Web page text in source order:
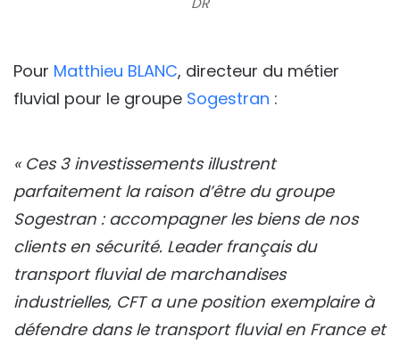
Pour Matthieu BLANC, directeur du métier
fluvial pour le groupe Sogestran :
« Ces 3 investissements illustrent
parfaitement la raison d’être du groupe
Sogestran : accompagner les biens de nos
clients en sécurité. Leader français du
transport fluvial de marchandises
industrielles, CFT a une position exemplaire à
défendre dans le transport fluvial en France et